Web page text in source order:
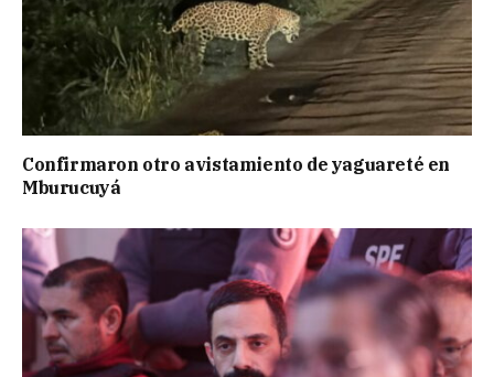
Confirmaron otro avistamiento de yaguareté en
Mburucuyá